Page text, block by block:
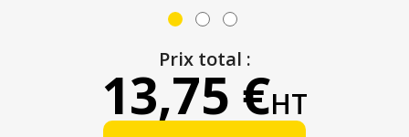
Prix total :
13,75 €HT